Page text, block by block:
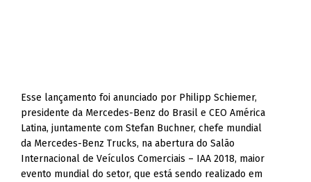
Esse lançamento foi anunciado por Philipp Schiemer,
presidente da Mercedes-Benz do Brasil e CEO América
Latina, juntamente com Stefan Buchner, chefe mundial
da Mercedes-Benz Trucks, na abertura do Salão
Internacional de Veículos Comerciais – IAA 2018, maior
evento mundial do setor, que está sendo realizado em